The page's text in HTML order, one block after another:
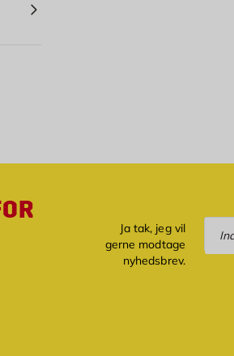
Ja tak, jeg vil
gerne modtage
nyhedsbrev.